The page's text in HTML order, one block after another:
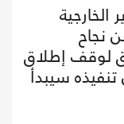
الخارجية
نجاح
لوقف إطلاق
تنفيذه سيبدأ